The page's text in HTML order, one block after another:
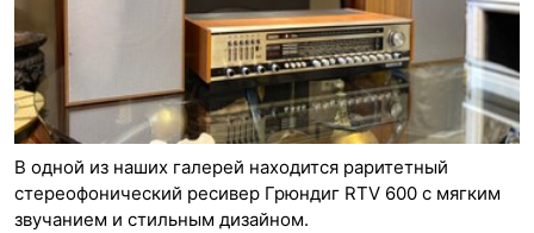
В одной из наших галерей находится раритетный
стереофонический ресивер Грюндиг RTV 600 с мягким
звучанием и стильным дизайном.